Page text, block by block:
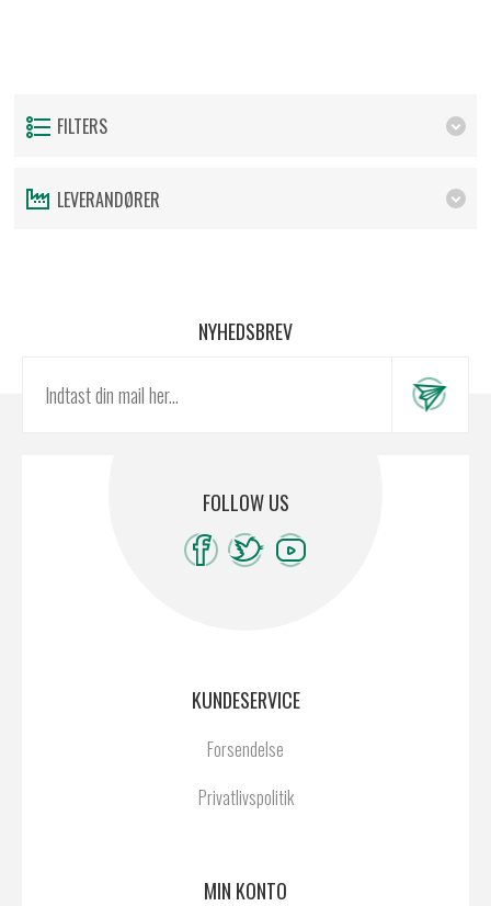
FILTERS
LEVERANDØRER
NYHEDSBREV
FOLLOW US
KUNDESERVICE
Forsendelse
Privatlivspolitik
MIN KONTO